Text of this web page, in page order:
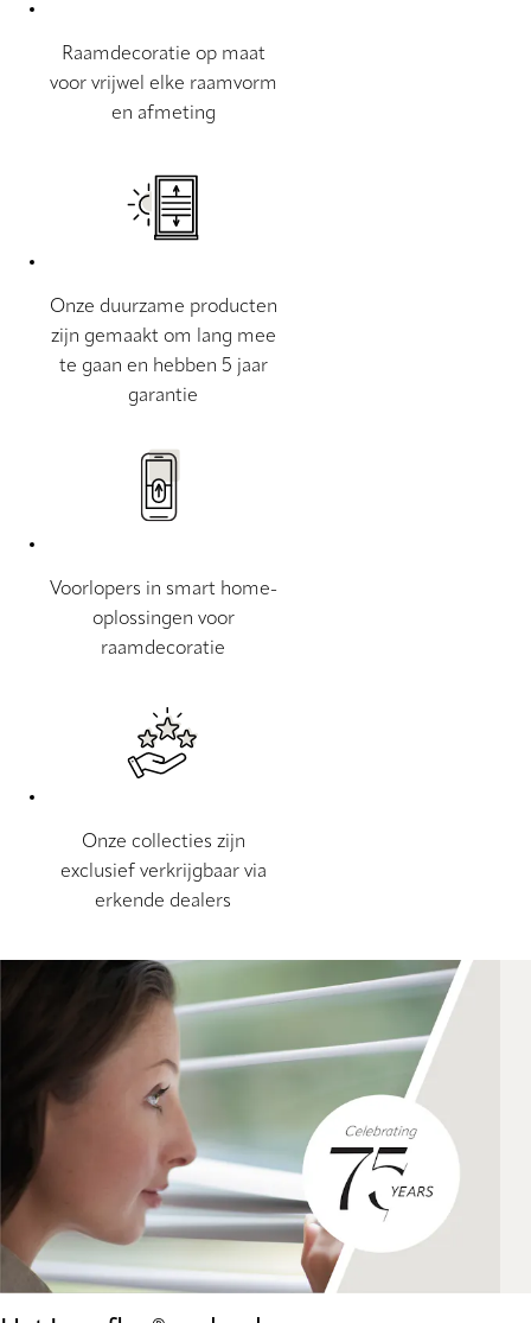
Raamdecoratie op maat
voor vrijwel elke raamvorm
en afmeting
Onze duurzame producten
zijn gemaakt om lang mee
te gaan en hebben 5 jaar
garantie
Voorlopers in smart home-
oplossingen voor
raamdecoratie
Onze collecties zijn
exclusief verkrijgbaar via
erkende dealers